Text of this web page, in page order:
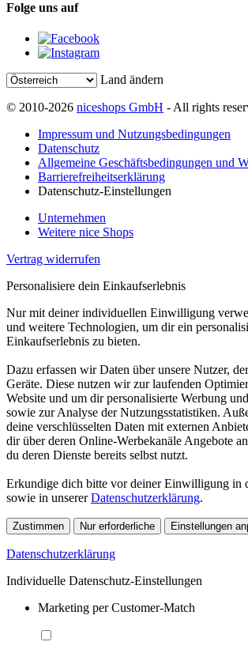
Folge uns auf
Land ändern
© 2010-2026 niceshops GmbH - All rights
Impressum und Nutzungsbedingungen
Datenschutz
Allgemeine Geschäftsbedingungen und
Barrierefreiheitserklärung
Datenschutz-Einstellungen
Unternehmen
Weitere nice Shops
Vertrag widerrufen
Personalisiere dein Einkaufserlebnis
Nur mit deiner individuellen Einwilligung
und weitere Technologien, um dir ein
Einkaufserlebnis zu bieten.
Dazu erfassen wir Daten über unsere Nutzer,
Geräte. Diese nutzen wir zur laufenden
Website und um dir personalisierte Werbung
sowie zur Analyse der Nutzungsstatistiken.
deine verschlüsselten Daten mit externen
dir über deren Online-Werbekanäle Angebote
du deren Dienste bereits selbst nutzt.
Erkundige dich bitte vor deiner Einwilligung in
sowie in unsererDatenschutzerklärung.
Zustimmen Nur erforderliche Einstellungen
Datenschutzerklärung
Individuelle Datenschutz-Einstellungen
Marketing per Customer-Match